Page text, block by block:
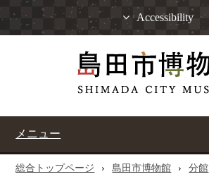
Accessibility
メニュー
総合トップページ › 島田市博物館 › 分館